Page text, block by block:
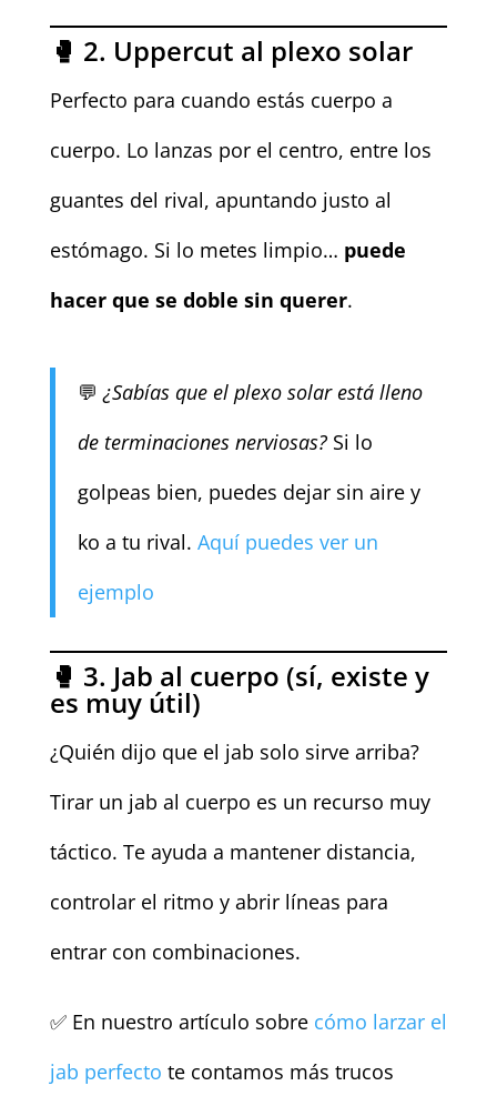
🥊 2. Uppercut al plexo solar
Perfecto para cuando estás cuerpo a
cuerpo. Lo lanzas por el centro, entre los
guantes del rival, apuntando justo al
estómago. Si lo metes limpio… puede
hacer que se doble sin querer.
💬 ¿Sabías que el plexo solar está lleno
de terminaciones nerviosas?Si lo
golpeas bien, puedes dejar sin aire y
ko a tu rival. Aquí puedes ver un
ejemplo
🥊 3. Jab al cuerpo (sí, existe y
es muy útil)
¿Quién dijo que el jab solo sirve arriba?
Tirar un jab al cuerpo es un recurso muy
táctico. Te ayuda a mantener distancia,
controlar el ritmo y abrir líneas para
entrar con combinaciones.
✅ En nuestro artículo sobre cómo larzar el
jab perfecto te contamos más trucos